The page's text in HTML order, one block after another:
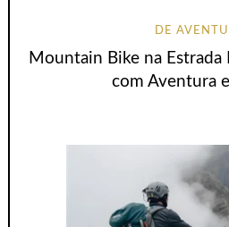
DE
Mountain Bike na Estrada
com Aventura